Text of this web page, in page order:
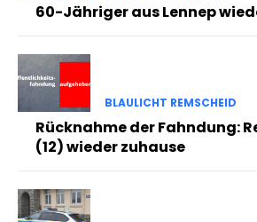
60-Jähriger aus Lennep
BLAULICHT REMSCHEID
Rücknahme der Fahndung:
(12) wieder zuhause